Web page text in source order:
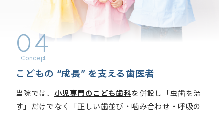
04
こどもの “成長” を支える歯医者
当院では、 小児専門のこども歯科を併設し「虫歯を治
す」だけでなく「正しい歯並び・噛み合わせ・呼吸の